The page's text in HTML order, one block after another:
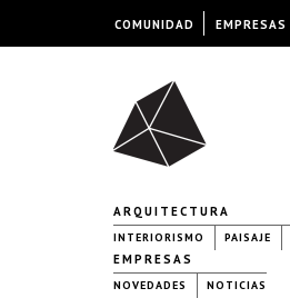
ARQUITECTURA
INTERIORISMO PAISAJE
EMPRESAS
NOVEDADES NOTICIAS
COMUNIDAD EMPRESAS